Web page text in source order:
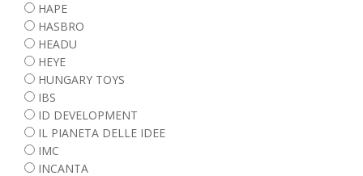
HAPE
HASBRO
HEADU
HEYE
HUNGARY TOYS
IBS
ID DEVELOPMENT
IL PIANETA DELLE IDEE
IMC
INCANTA